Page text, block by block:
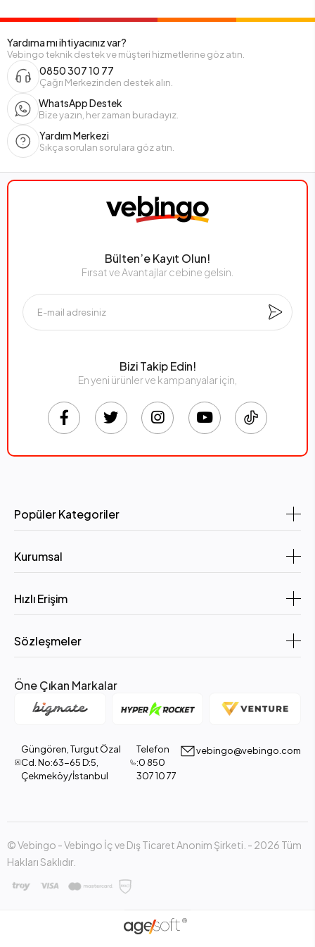
Yardıma mı ihtiyacınız var?
Vebingo teknik destek ve müşteri hizmetlerine göz atın.
0850 307 10 77
Çağrı Merkezinden destek alın.
WhatsApp Destek
Bize yazın, her zaman buradayız.
Yardım Merkezi
Sıkça sorulan sorulara göz atın.
Bülten’e Kayıt Olun!
Fırsat ve Avantajlar cebine gelsin.
Bizi Takip Edin!
En yeni ürünler ve kampanyalar için,
Popüler Kategoriler
Kurumsal
Hızlı Erişim
Sözleşmeler
Öne Çıkan Markalar
Güngören, Turgut Özal
Cd. No:63-65 D:5,
Çekmeköy/İstanbul
Telefon
:0 850
307 10 77
vebingo@vebingo.com
© Vebingo - Vebingo İç ve Dış Ticaret Anonim Şirketi. - 2026 Tüm
Hakları Saklıdır.